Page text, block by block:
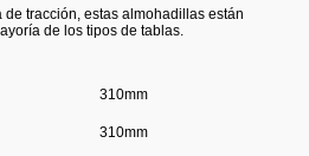
tracción, estas almohadillas están
de los tipos de tablas.
310mm
310mm